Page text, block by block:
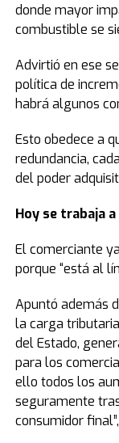
donde mayor
combustible se
Advirtió en ese
política de
habrá algunos
Esto obedece a
redundancia,
del poder
Hoy se trabaja
El comerciante
porque “está al
Apuntó además
la carga
del Estado,
para los
ello todos los
seguramente
consumidor